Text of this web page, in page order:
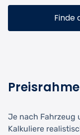
Finde
Je nach Fahrzeug
Kalkuliere